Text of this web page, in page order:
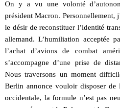
On y a vu une volonté
président Macron. Personnellement,
le désir de reconstituer l’identité
allemand. L’humiliation acceptée
l’achat d’avions de combat
s’accompagne d’une prise de
Nous traversons un moment
Berlin annonce vouloir disposer de
occidentale, la formule n’est pas